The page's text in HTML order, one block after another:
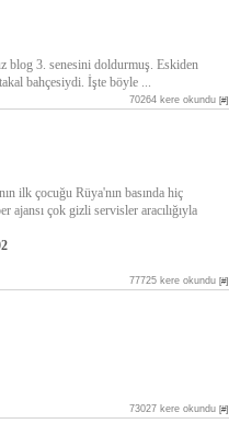
blog 3. senesini doldurmuş. Eskiden
bahçesiydi. İşte böyle ...
70264 kere okundu [#]
ilk çocuğu Rüya'nın basında hiç
ajansı çok gizli servisler aracılığıyla
77725 kere okundu [#]
73027 kere okundu [#]